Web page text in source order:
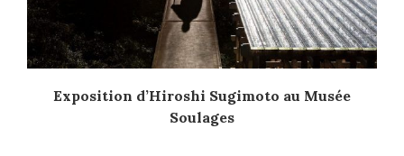
Exposition d’Hiroshi Sugimoto au Musée
Soulages